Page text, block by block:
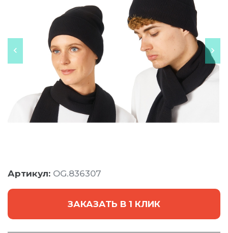
Артикул: OG.836307
ЗАКАЗАТЬ В 1 КЛИК